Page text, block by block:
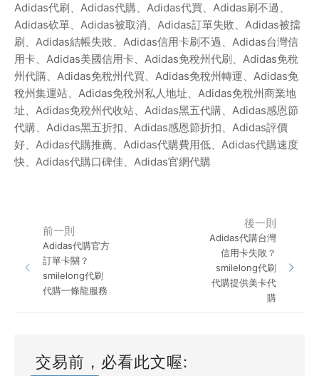
Adidas代刷、 Adidas代購、 Adidas代買、 Adidas刷不過、
Adidas砍單、 Adidas被取消、 Adidas訂單失敗、 Adidas被擋
刷、 Adidas結帳失敗、 Adidas信用卡刷不過、 Adidas台灣信
用卡、 Adidas美國信用卡、 Adidas免稅州代刷、 Adidas免稅
州代購、 Adidas免稅州代買、 Adidas免稅州轉運、 Adidas免
稅州集運站、 Adidas免稅州私人地址、 Adidas免稅州商業地
址、 Adidas免稅州代收站、 Adidas黑五代購、 Adidas感恩節
代購、 Adidas黑五折扣、 Adidas感恩節折扣、 Adidas評價
好、 Adidas代購推薦、 Adidas代購費用低、 Adidas代購速度
快、 Adidas代購口碑佳、 Adidas官網代購
前一則
Adidas代購官方
訂單卡關？
smilelong代刷
代購一條龍服務
後一則
Adidas代購台灣
信用卡失敗？
smilelong代刷
代購提供美卡代
購
交易前，必看此文喔: